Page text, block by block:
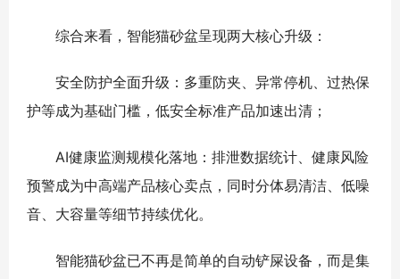
综合来看，智能猫砂盆呈现两大核心升级：
安全防护全面升级：多重防夹、异常停机、过热保
护等成为基础门槛，低安全标准产品加速出清；
AI健康监测规模化落地：排泄数据统计、健康风险
预警成为中高端产品核心卖点，同时分体易清洁、低噪
音、大容量等细节持续优化。
智能猫砂盆已不再是简单的自动铲屎设备，而是集